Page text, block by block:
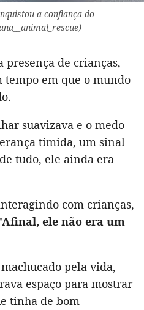
a confiança do
presença de crianças,
tempo em que o mundo
suavizava e o medo
tímida, um sinal
tudo, ele ainda era
com crianças,
ele não era um
pela vida,
espaço para mostrar
tinha de bom